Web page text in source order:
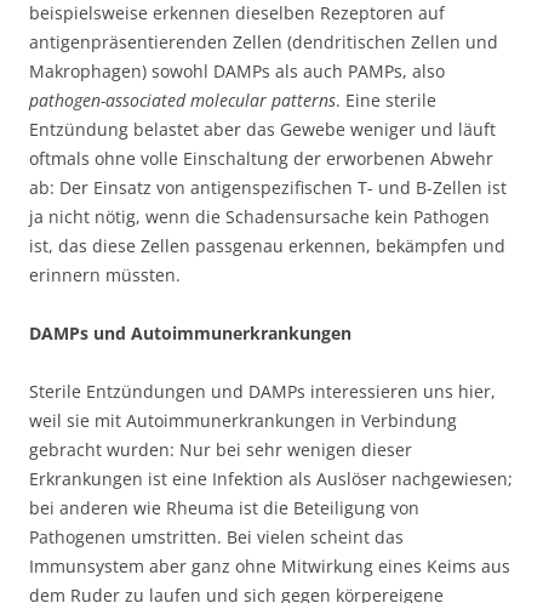
beispielsweise erkennen dieselben Rezeptoren auf
antigenpräsentierenden Zellen (dendritischen Zellen und
Makrophagen) sowohl DAMPs als auch PAMPs, also
pathogen-associated molecular patterns. Eine sterile
Entzündung belastet aber das Gewebe weniger und läuft
oftmals ohne volle Einschaltung der erworbenen Abwehr
ab: Der Einsatz von antigenspezifischen T- und B-Zellen ist
ja nicht nötig, wenn die Schadensursache kein Pathogen
ist, das diese Zellen passgenau erkennen, bekämpfen und
erinnern müssten.
DAMPs und Autoimmunerkrankungen
Sterile Entzündungen und DAMPs interessieren uns hier,
weil sie mit Autoimmunerkrankungen in Verbindung
gebracht wurden: Nur bei sehr wenigen dieser
Erkrankungen ist eine Infektion als Auslöser nachgewiesen;
bei anderen wie Rheuma ist die Beteiligung von
Pathogenen umstritten. Bei vielen scheint das
Immunsystem aber ganz ohne Mitwirkung eines Keims aus
dem Ruder zu laufen und sich gegen körpereigene